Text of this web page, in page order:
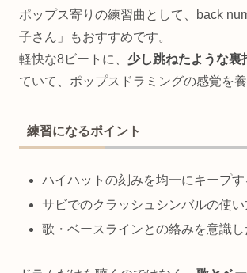
ポップス寄りの練習曲として、back
子さん」もおすすめです。
軽快な8ビートに、 少し跳ねたような裏
ていて、ポップスドラミングの感覚を養
練習になるポイント
ハイハットの刻みを均一にキープす
サビでのクラッシュシンバルの使い
歌・ベースラインとの絡みを意識